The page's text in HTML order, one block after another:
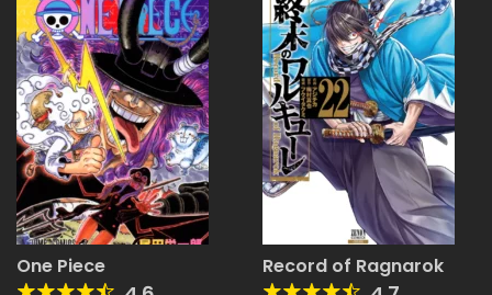
One Piece Record of Ragnarok